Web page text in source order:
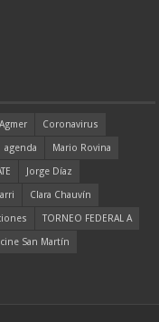
Agmer
Coronavirus
agenda
Mario Rovina
Jorge Díaz
Clara Chauvín
TORNEO FEDERAL A
cine San Martín